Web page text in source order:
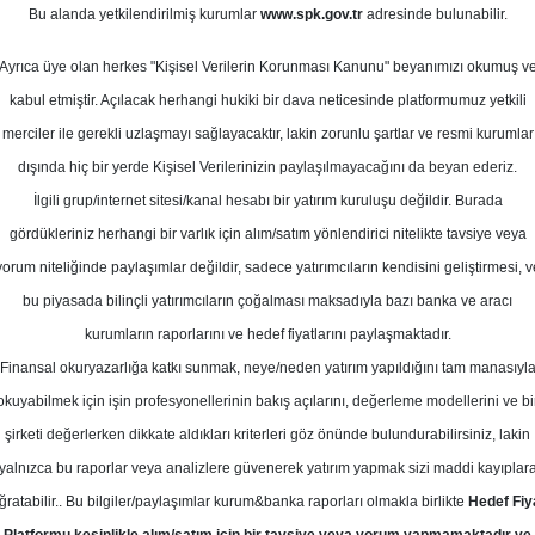
2026
Potansiyeli
Kurum Sayısı
5
4
Cuma, 08 Mayıs 2026
Kredi Yatırım AGHOL Hedef Fiyat
AGHOL - Anadolu Grubu
fiyat ile AL tavsiyesini korudu
Bu alanda yetkilendirilmiş kurumlar www.spk.gov.tradresinde bulunabilir.
Ayrıca üye olan herkes "Kişisel Verilerin Korunması Kanunu" beyanımızı okumuş ve
kabul etmiştir. Açılacak herhangi hukiki bir dava neticesinde platformumuz yetkili
merciler ile gerekli uzlaşmayı sağlayacaktır, lakin zorunlu şartlar ve resmi kurumlar
dışında hiç bir yerde Kişisel Verilerinizin paylaşılmayacağını da beyan ederiz.
İlgili grup/internet sitesi/kanal hesabı bir yatırım kuruluşu değildir. Burada
gördükleriniz herhangi bir varlık için alım/satım yönlendirici nitelikte tavsiye veya
niteliğinde paylaşımlar değildir, sadece yatırımcıların kendisini geliştirmesi,
bu piyasada bilinçli yatırımcıların çoğalması maksadıyla bazı banka ve aracı
kurumların raporlarını ve hedef fiyatlarını paylaşmaktadır.
Finansal okuryazarlığa katkı sunmak, neye/neden yatırım yapıldığını tam manasıyla
için işin profesyonellerinin bakış açılarını, değerleme modellerini ve
şirketi değerlerken dikkate aldıkları kriterleri göz önünde bulundurabilirsiniz, lakin
yalnızca bu raporlar veya analizlere güvenerek yatırım yapmak sizi maddi
Bu bilgiler/paylaşımlar kurum&banka raporları olmakla birlikte Hedef